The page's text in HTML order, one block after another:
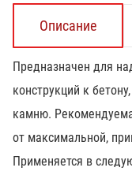
Описание
Предназначен для
конструкций к
камню.
от максимальной,
Применяется в